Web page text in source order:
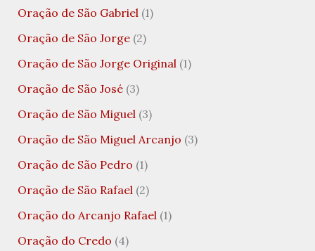
Oração de São Gabriel(1)
Oração de São Jorge(2)
Oração de São Jorge Original(1)
Oração de São José(3)
Oração de São Miguel(3)
Oração de São Miguel Arcanjo (3)
Oração de São Pedro (1)
Oração de São Rafael(2)
Oração do Arcanjo Rafael(1)
Oração do Credo (4)